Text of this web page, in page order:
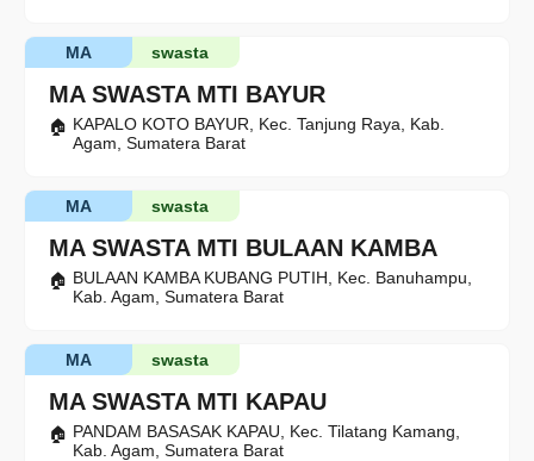
MA SWASTA MTI BAYUR
swasta
MA
KAPALO KOTO BAYUR, Kec. Tanjung Raya, Kab.
Agam, Sumatera Barat
MA SWASTA MTI BULAAN KAMBA
swasta
MA
BULAAN KAMBA KUBANG PUTIH, Kec. Banuhampu,
Kab. Agam, Sumatera Barat
MA SWASTA MTI KAPAU
swasta
MA
PANDAM BASASAK KAPAU, Kec. Tilatang Kamang,
Kab. Agam, Sumatera Barat